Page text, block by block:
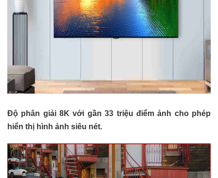
Độ phân giải 8K với gần 33 triệu điểm ảnh cho phép
hiển thị hình ảnh siêu nét.